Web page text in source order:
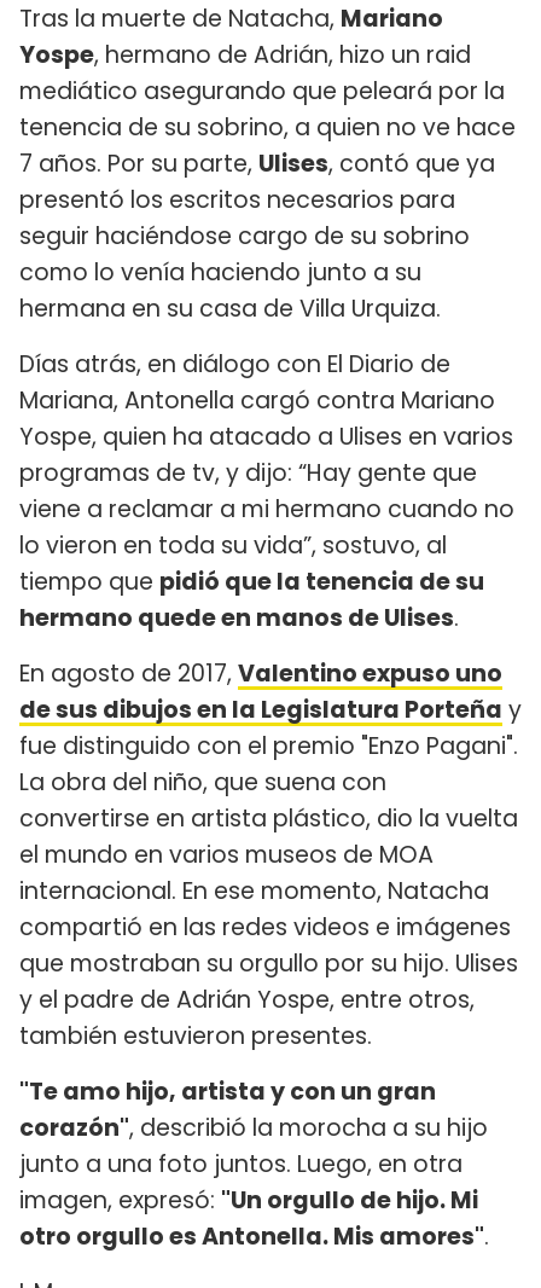
Tras la muerte de Natacha, Mariano
Yospe, hermano de Adrián, hizo un raid
mediático asegurando que peleará por la
tenencia de su sobrino, a quien no ve hace
7 años. Por su parte, Ulises, contó que ya
presentó los escritos necesarios para
seguir haciéndose cargo de su sobrino
como lo venía haciendo junto a su
hermana en su casa de Villa Urquiza.
Días atrás, en diálogo con El Diario de
Mariana, Antonella cargó contra Mariano
Yospe, quien ha atacado a Ulises en varios
programas de tv, y dijo: “Hay gente que
viene a reclamar a mi hermano cuando no
lo vieron en toda su vida”, sostuvo, al
tiempo que pidió que la tenencia de su
hermano quede en manos de Ulises.
En agosto de 2017, Valentino expuso uno
de sus dibujos en la Legislatura Porteña y
fue distinguido con el premio "Enzo Pagani".
La obra del niño, que suena con
convertirse en artista plástico, dio la vuelta
el mundo en varios museos de MOA
internacional. En ese momento, Natacha
compartió en las redes videos e imágenes
que mostraban su orgullo por su hijo. Ulises
y el padre de Adrián Yospe, entre otros,
también estuvieron presentes.
"Te amo hijo, artista y con un gran
corazón", describió la morocha a su hijo
junto a una foto juntos. Luego, en otra
imagen, expresó: "Un orgullo de hijo. Mi
otro orgullo es Antonella. Mis amores".